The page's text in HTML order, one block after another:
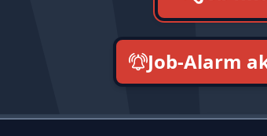
Job-Alarm